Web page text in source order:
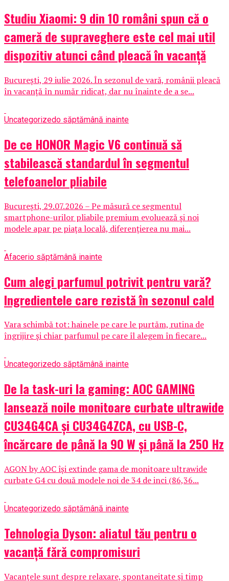
Studiu Xiaomi: 9 din 10 români spun că o
cameră de supraveghere este cel mai util
dispozitiv atunci când pleacă în vacanță
București, 29 iulie 2026. În sezonul de vară, românii pleacă
în vacanță în număr ridicat, dar nu înainte de a se...
Uncategorizedo săptămână inainte
De ce HONOR Magic V6 continuă să
stabilească standardul în segmentul
telefoanelor pliabile
București, 29.07.2026 – Pe măsură ce segmentul
smartphone-urilor pliabile premium evoluează și noi
modele apar pe piața locală, diferențierea nu mai...
Afacerio săptămână inainte
Cum alegi parfumul potrivit pentru vară?
Ingredientele care rezistă în sezonul cald
Vara schimbă tot: hainele pe care le purtăm, rutina de
îngrijire și chiar parfumul pe care îl alegem în fiecare...
Uncategorizedo săptămână inainte
De la task-uri la gaming: AOC GAMING
lansează noile monitoare curbate ultrawide
CU34G4CA și CU34G4ZCA, cu USB-C,
încărcare de până la 90 W și până la 250 Hz
AGON by AOC își extinde gama de monitoare ultrawide
curbate G4 cu două modele noi de 34 de inci (86,36...
Uncategorizedo săptămână inainte
Tehnologia Dyson: aliatul tău pentru o
vacanță fără compromisuri
Vacanțele sunt despre relaxare, spontaneitate și timp